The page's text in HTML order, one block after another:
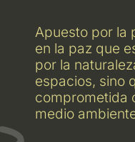
Apuesto por la
en la paz que
por la
espacios, sino
comprometida
medio